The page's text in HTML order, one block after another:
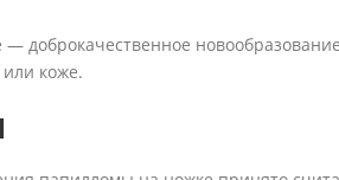
доброкачественное
коже.